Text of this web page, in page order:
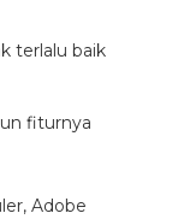
terlalu baik
fiturnya
Adobe